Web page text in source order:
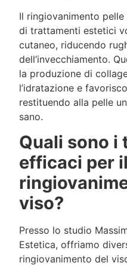
Il ringiovanimento
di trattamenti estetici
cutaneo, riducendo
dell’invecchiamento.
la produzione di
l’idratazione e
restituendo alla pelle
sano.
Quali sono i
efficaci per il
viso?
Presso lo studio
Estetica, offriamo
ringiovanimento del